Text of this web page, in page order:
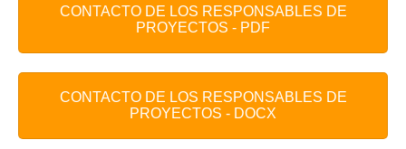
CONTACTO DE LOS RESPONSABLES DE
PROYECTOS - PDF
CONTACTO DE LOS RESPONSABLES DE
PROYECTOS - DOCX